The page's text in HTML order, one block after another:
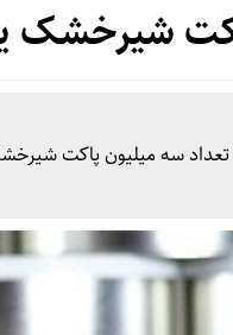
شیرخشک
سه میلیون پاکت شیرخشک